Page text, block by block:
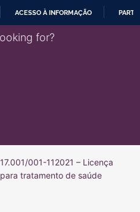
ACESSO À INFORMAÇÃO
17.001/001-112021 – Licença
para tratamento de saúde